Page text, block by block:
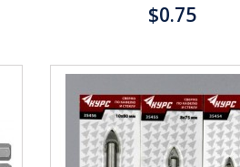
$0.75